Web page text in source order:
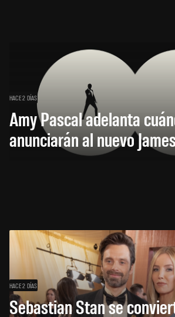
HACE 2 DÍAS
Amy Pascal adelanta
anunciarán al nuevo
HACE 2 DÍAS
Sebastian Stan se